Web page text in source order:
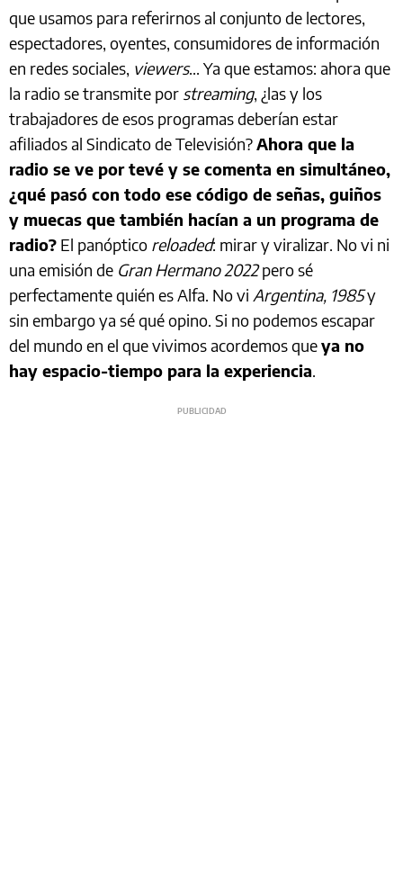
que usamos para referirnos al conjunto de lectores,
espectadores, oyentes, consumidores de información
en redes sociales, viewers... Ya que estamos: ahora que
la radio se transmite por streaming, ¿las y los
trabajadores de esos programas deberían estar
afiliados al Sindicato de Televisión?Ahora que la
radio se ve por tevé y se comenta en simultáneo,
¿qué pasó con todo ese código de señas, guiños
y muecas que también hacían a un programa de
radio? El panóptico reloaded: mirar y viralizar. No vi ni
una emisión de Gran Hermano 2022pero sé
perfectamente quién es Alfa. No vi Argentina, 1985y
sin embargo ya sé qué opino. Si no podemos escapar
del mundo en el que vivimos acordemos queya no
hay espacio-tiempo para la experiencia.